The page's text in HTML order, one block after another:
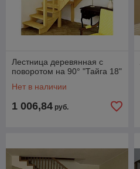
Лестница деревянная с
поворотом на 90° "Тайга 18"
Нет в наличии
1 006,84 руб.